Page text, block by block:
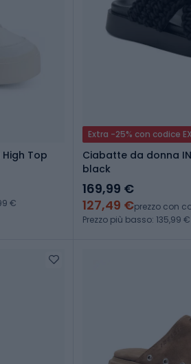
Top
€
Extra -25% con codice
Ciabatte da donna
black
169,99 €
127,49 €prezzo con
Prezzo più basso: 135,99 €